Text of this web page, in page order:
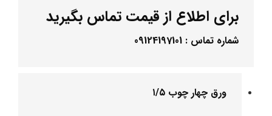
برای اطلاع از قیمت تماس بگیرید
شماره تماس : 09124197101
ورق چهار چوب ۱/۵